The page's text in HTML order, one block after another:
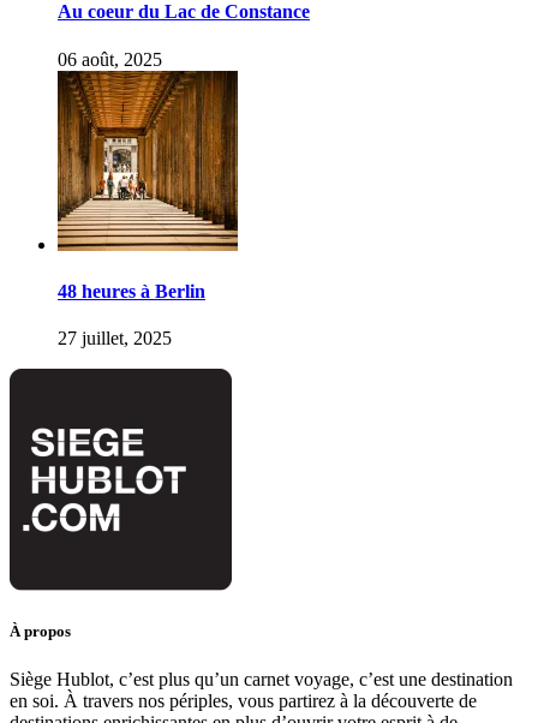
Au coeur du Lac de Constance
06 août, 2025
48 heures à Berlin
27 juillet, 2025
À propos
Siège Hublot, c’est plus qu’un carnet voyage, c’est une destination
en soi. À travers nos périples, vous partirez à la découverte de